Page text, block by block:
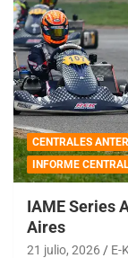
CENTRALES
INFORME
IAME Series
Aires
21 julio, 2026 E-